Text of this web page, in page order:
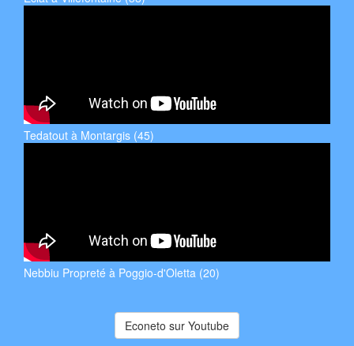
Tedatout à Montargis (45)
Nebbiu Propreté à Poggio-d'Oletta (20)
Econeto sur Youtube